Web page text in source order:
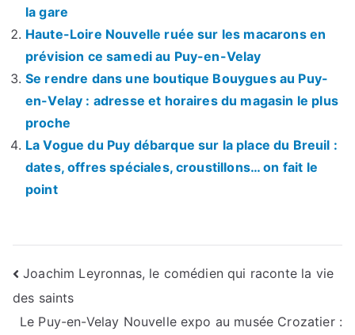
la gare
Haute-Loire Nouvelle ruée sur les macarons en
prévision ce samedi au Puy-en-Velay
Se rendre dans une boutique Bouygues au Puy-
en-Velay : adresse et horaires du magasin le plus
proche
La Vogue du Puy débarque sur la place du Breuil :
dates, offres spéciales, croustillons… on fait le
point
Navigation
de
Joachim Leyronnas, le comédien qui raconte la vie
des saints
Le Puy-en-Velay Nouvelle expo au musée Crozatier :